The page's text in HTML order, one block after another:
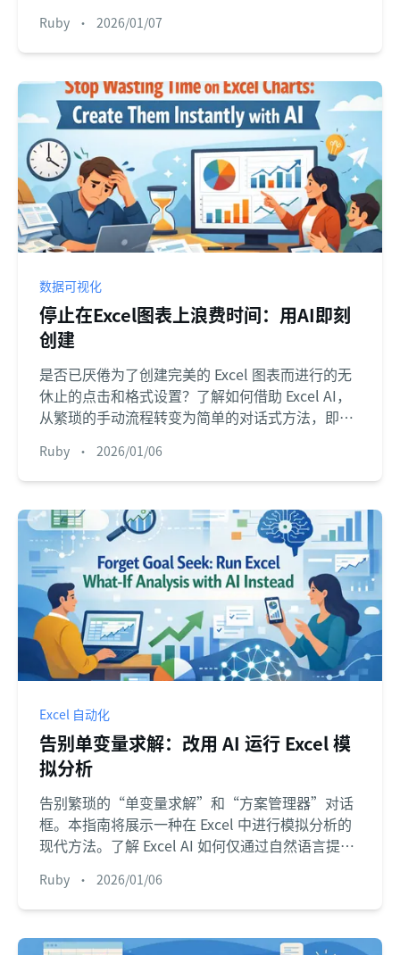
序，将这项繁重任务简化为几次点击。
Ruby • 2026/01/07
数据可视化
停止在Excel图表上浪费时间：用AI即刻
创建
是否已厌倦为了创建完美的 Excel 图表而进行的无
休止的点击和格式设置？了解如何借助 Excel AI，
从繁琐的手动流程转变为简单的对话式方法，即时
Ruby • 2026/01/06
Excel 自动化
告别单变量求解：改用 AI 运行 Excel 模
拟分析
告别繁琐的“单变量求解”和“方案管理器”对话
框。本指南将展示一种在 Excel 中进行模拟分析的
现代方法。了解 Excel AI 如何仅通过自然语言提
Ruby • 2026/01/06